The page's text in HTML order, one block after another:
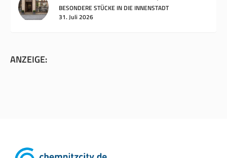
BESONDERE STÜCKE IN DIE INNENSTADT
31. Juli 2026
ANZEIGE: